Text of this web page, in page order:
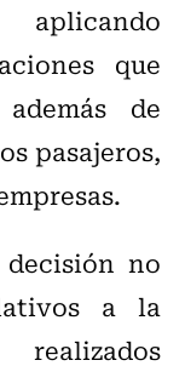
que
de
pasajeros,
no
a la